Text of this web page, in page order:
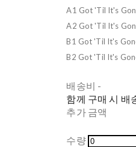
A1 Got 'Til It's
A2 Got 'Til It's
B1 Got 'Til It's
B2 Got 'Til It's
배송비 -
함께 구매 시 배
추가 금액
수량